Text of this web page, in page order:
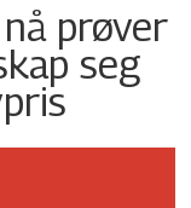
prøver
seg